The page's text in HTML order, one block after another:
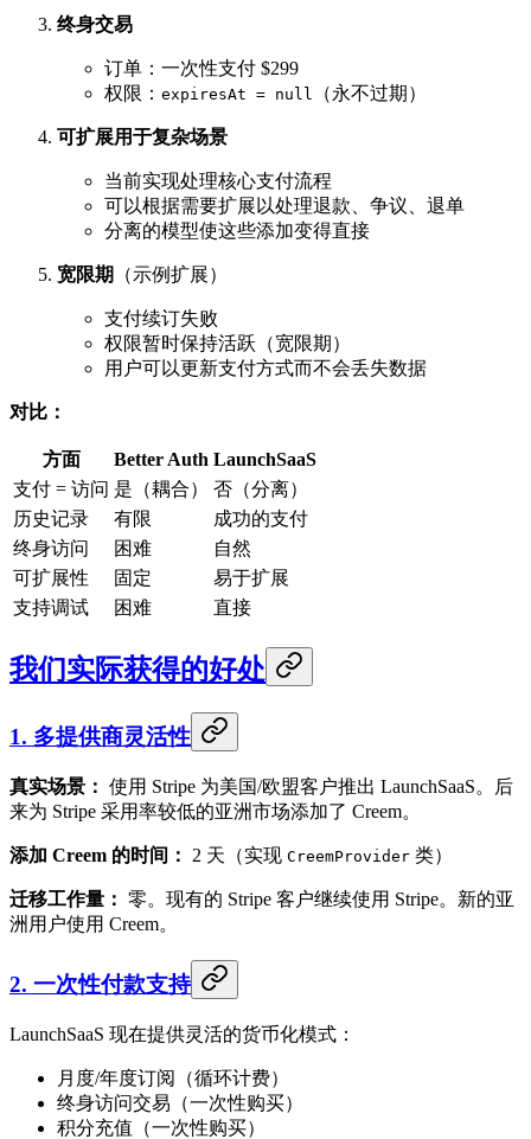
终身交易
订单：一次性支付 $299
权限： expiresAt = null （永不过期）
可扩展用于复杂场景
当前实现处理核心支付流程
可以根据需要扩展以处理退款、争议、退单
分离的模型使这些添加变得直接
宽限期 （示例扩展）
支付续订失败
权限暂时保持活跃（宽限期）
用户可以更新支付方式而不会丢失数据
对比：
方面 Better Auth LaunchSaaS
支付 = 访问 是（耦合）
否（分离）
历史记录
有限
成功的支付
终身访问
困难
自然
可扩展性
固定
易于扩展
支持调试
困难 直接
我们实际获得的好处
1. 多提供商灵活性
真实场景： 使用 Stripe 为美国/欧盟客户推出 LaunchSaaS。后
来为 Stripe 采用率较低的亚洲市场添加了 Creem。
添加 Creem 的时间： 2 天（实现 CreemProvider 类）
迁移工作量： 零。现有的 Stripe 客户继续使用 Stripe。新的亚
洲用户使用 Creem。
2. 一次性付款支持
LaunchSaaS 现在提供灵活的货币化模式：
月度/年度订阅（循环计费）
终身访问交易（一次性购买）
积分充值（一次性购买）